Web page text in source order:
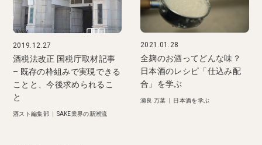
2019.12.27
酒税法改正 国税庁取材記事
– 既存の枠組みで実現できる
ことと、今後求められるこ
と
酒スト編集部| SAKE業界の新潮流
2021.01.28
全麹のお酒ってどんな味？
日本酒のレシピ「仕込み配
合」を学ぶ
瀬良 万葉 日本酒を学ぶ